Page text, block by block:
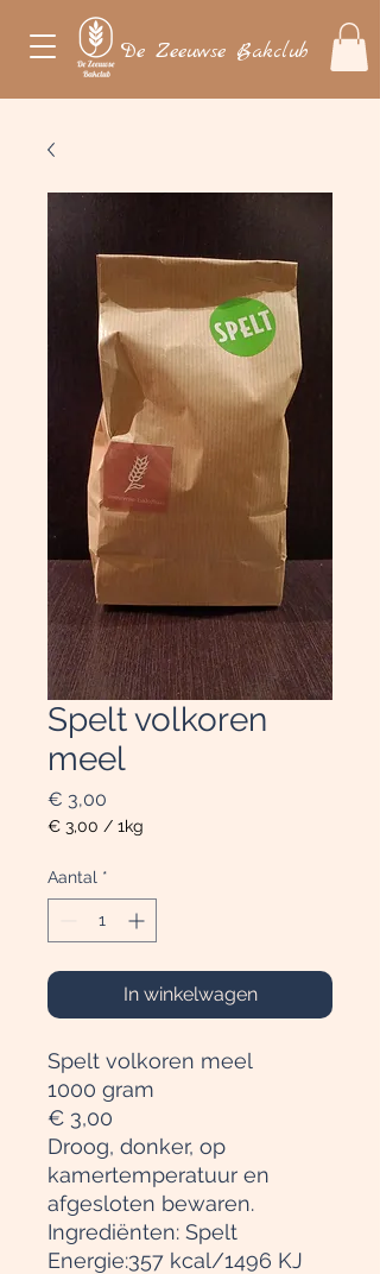
De Zeeuwse Bakclub
Spelt volkoren
meel
€ 3,00
€ 3,00 / 1kg
per
Kilogram
Aantal *
In winkelwagen
Spelt volkoren meel
1000 gram
€ 3,00
Droog, donker, op
kamertemperatuur en
afgesloten bewaren.
Ingrediënten: Spelt
Energie:357 kcal/1496 KJ